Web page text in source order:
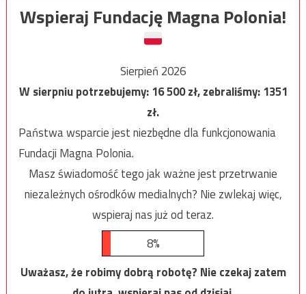
Wspieraj Fundację Magna Polonia!
Sierpień 2026
W sierpniu potrzebujemy:16 500zł, zebraliśmy:1351
zł.
Państwa wsparcie jest niezbędne dla funkcjonowania
Fundacji Magna Polonia.
Masz świadomość tego jak ważne jest przetrwanie
niezależnych ośrodków medialnych? Nie zwlekaj więc,
wspieraj nas już od teraz.
8%
Uważasz, że robimy dobrą robotę? Nie czekaj zatem